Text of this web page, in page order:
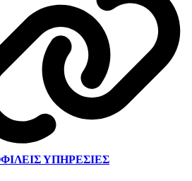
ΥΠΗΡΕΣΊΕΣ